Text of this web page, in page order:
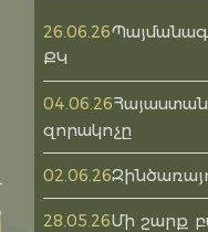
26.06.26
ՔԿ
04.06.26
զորակոչը
02.06.26
28.05.26Մի շարք